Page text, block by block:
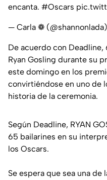
encanta. #Oscars
— Carla ❁ (@shannonlada)
De acuerdo con Deadline,
Ryan Gosling durante su
este domingo en los
convirtiéndose en uno de
historia de la ceremonia.
Según Deadline, RYAN
65 bailarines en su
los Oscars.
Se espera que sea una de